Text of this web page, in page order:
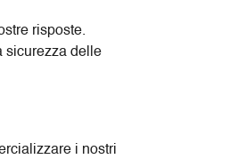
risposte.
sicurezza delle
i nostri